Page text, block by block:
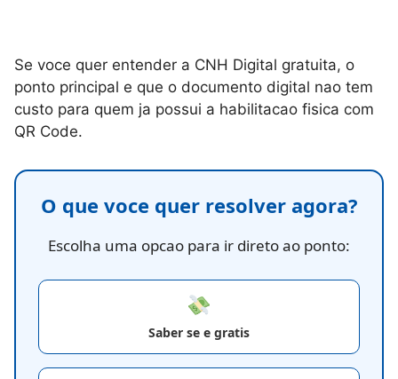
Se voce quer entender a CNH Digital gratuita, o
ponto principal e que o documento digital nao tem
custo para quem ja possui a habilitacao fisica com
QR Code.
O que voce quer resolver agora?
Escolha uma opcao para ir direto ao ponto:
Saber se e gratis